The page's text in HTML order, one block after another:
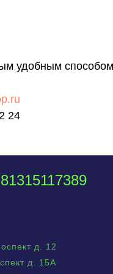
удобным
24
д. 12
д. 15А